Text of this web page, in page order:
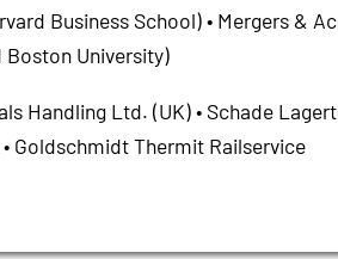
Business School) • Mergers &
Boston University)
Handling Ltd. (UK) • Schade
Goldschmidt Thermit Railservice